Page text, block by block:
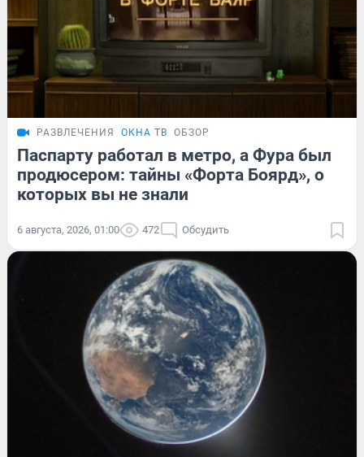
РАЗВЛЕЧЕНИЯ ОКНА ТВ ОБЗОР
Паспарту работал в метро, а Фура был
продюсером: тайны «Форта Боярд», о
которых вы не знали
6 августа, 2026, 01:00 472 Обсудить